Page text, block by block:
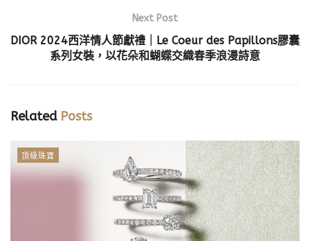
Next Post
DIOR 2024西洋情人節獻禮｜Le Coeur des Papillons膠囊
系列女裝，以花朵和蝴蝶交織春季浪漫詩意
RelatedPosts
頂級珠寶